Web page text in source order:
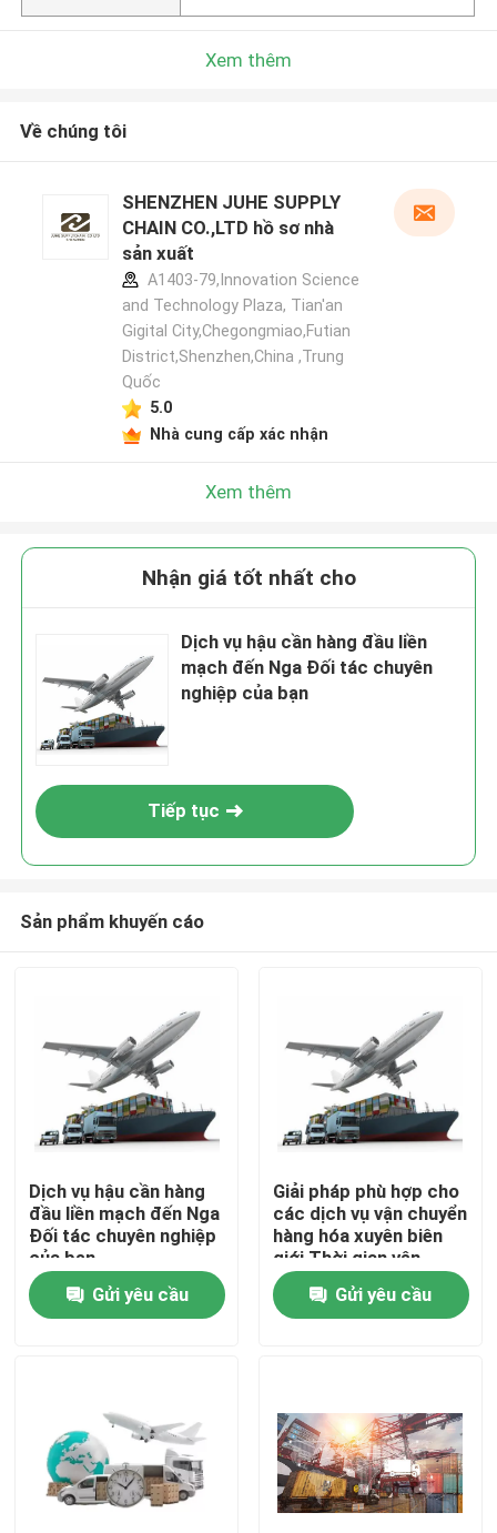
Sản phẩm
Xem thêm
Về chúng tôi
SHENZHEN JUHE SUPPLY
CHAIN CO.,LTD hồ sơ nhà
sản xuất
A1403-79,Innovation Science
and Technology Plaza, Tian'an
Gigital City,Chegongmiao,Futian
District,Shenzhen,China ,Trung
Quốc
5.0
Nhà cung cấp xác nhận
Xem thêm
Nhận giá tốt nhất cho
Dịch vụ hậu cần hàng đầu liền
mạch đến Nga Đối tác chuyên
nghiệp của bạn
Tiếp tục
Sản phẩm khuyến cáo
Dịch vụ hậu cần hàng
đầu liền mạch đến Nga
Đối tác chuyên nghiệp
của bạn
Gửi yêu cầu
Giải pháp phù hợp cho
các dịch vụ vận chuyển
hàng hóa xuyên biên
giới Thời gian vận
chuyển 5-30 ngày
Gửi yêu cầu